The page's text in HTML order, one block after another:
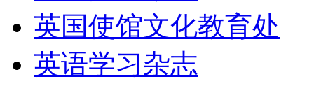
英国使馆文化教育处
英语学习杂志